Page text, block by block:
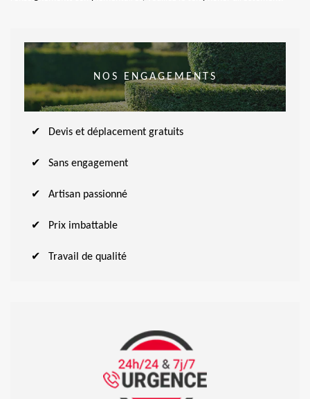
NOS ENGAGEMENTS
Devis et déplacement gratuits
Sans engagement
Artisan passionné
Prix imbattable
Travail de qualité